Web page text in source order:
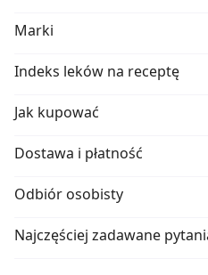
Marki
Indeks leków na receptę
Jak kupować
Dostawa i płatność
Odbiór osobisty
Najczęściej zadawane